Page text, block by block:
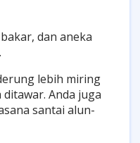
dan aneka
lebih miring
Anda juga
santai alun-